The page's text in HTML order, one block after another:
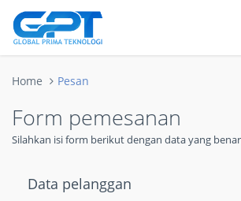
Home Pesan
Form pemesanan
Silahkan isi form berikut dengan data yang benar
Data pelanggan